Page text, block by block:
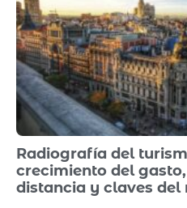
Radiografía del
crecimiento del
distancia y claves del